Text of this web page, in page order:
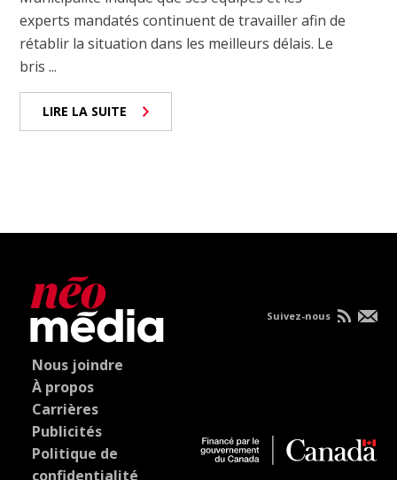
experts mandatés continuent de travailler afin de
rétablir la situation dans les meilleurs délais. Le
bris ...
LIRE LA SUITE
Nous joindre
À propos
Carrières
Publicités
Politique de
confidentialité
Suivez-nous